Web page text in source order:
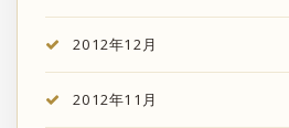
2012年12月
2012年11月